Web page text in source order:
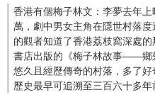
際保育發展；近年參與多項本地文化
香港有個梅子林文：李夢去年
萬，劇中男女主角在隱世村落
的觀者知道了香港荔枝窩深處
書店出版的《梅子林故事——鄉
悠久且經歷傳奇的村落，多了
歷史最早可追溯至三百六十多